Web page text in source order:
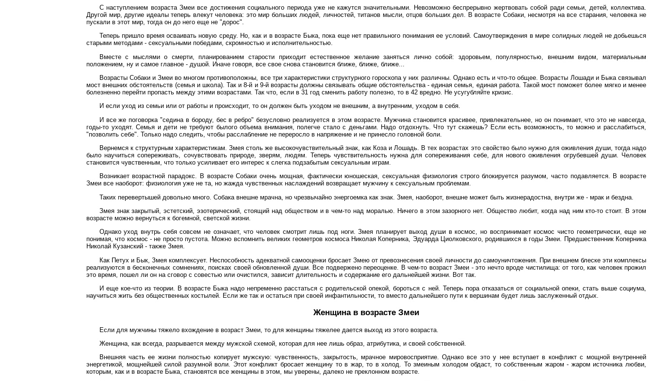
С наступлением возраста Змеи все достижения социального периода уже не кажутся значительными. Невозможно беспрерывно жертвовать собой ради семьи, детей, коллектива.
Другой мир, другие идеалы теперь влекут человека: это мир больших людей, личностей, титанов мысли, отцов больших дел. В возрасте Собаки, несмотря на все старания, человека не
пускали в этот мир, тогда он до него еще не "дорос".
Теперь пришло время осваивать новую среду. Но, как и в возрасте Быка, пока еще нет правильного понимания ее условий. Самоутверждения в мире солидных людей не добьешься
старыми методами - сексуальными победами, скромностью и исполнительностью.
Вместе с мыслями о смерти, планированием старости приходит естественное желание заняться лично собой: здоровьем, популярностью, внешним видом, материальным
положением, ну и самое главное - душой. Иначе говоря, все свое снова становится ближе, ближе, ближе...
Возрасты Собаки и Змеи во многом противоположны, все три характеристики структурного гороскопа у них различны. Однако есть и что-то общее. Возрасты Лошади и Быка связывал
мост внешних обстоятельств (семья и школа). Так и 8-й и 9-й возрасты должны связывать общие обстоятельства - единая семья, единая работа. Такой мост поможет более мягко и менее
болезненно перейти пропасть между этими возрастами. Так что, если в 31 год сменить работу полезно, то в 42 вредно. Не усугубляйте кризис.
И если уход из семьи или от работы и происходит, то он должен быть уходом не внешним, а внутренним, уходом в себя.
И все же поговорка "седина в бороду, бес в ребро" безусловно реализуется в этом возрасте. Мужчина становится красивее, привлекательнее, но он понимает, что это не навсегда,
годы-то уходят. Семья и дети не требуют былого объема внимания, полегче стало с деньгами. Надо отдохнуть. Что тут скажешь? Если есть возможность, то можно и расслабиться,
"позволить себе". Только надо следить, чтобы расслабление не переросло в напряжение и не принесло головной боли.
Вернемся к структурным характеристикам. Змея столь же высокочувствительный знак, как Коза и Лошадь. В тех возрастах это свойство было нужно для оживления души, тогда надо
было научиться сопереживать, сочувствовать природе, зверям, людям. Теперь чувствительность нужна для сопереживания себе, для нового оживления огрубевшей души. Человек
становится чувственным, что только усиливает его интерес к слегка подзабытым сексуальным играм.
Возникает возрастной парадокс. В возрасте Собаки очень мощная, фактически юношеская, сексуальная физиология строго блокируется разумом, часто подавляется. В возрасте
Змеи все наоборот: физиология уже не та, но жажда чувственных наслаждений возвращает мужчину к сексуальным проблемам.
Таких перевертышей довольно много. Собака внешне мрачна, но чрезвычайно энергоемка как знак. Змея, наоборот, внешне может быть жизнерадостна, внутри же - мрак и бездна.
Змея знак закрытый, эстетский, эзотерический, стоящий над обществом и в чем-то над моралью. Ничего в этом зазорного нет. Общество любит, когда над ним кто-то стоит. В этом
возрасте можно вернуться к богемной, светской жизни.
Однако уход внутрь себя совсем не означает, что человек смотрит лишь под ноги. Змея планирует выход души в космос, но воспринимает космос чисто геометрически, еще не
понимая, что космос - не просто пустота. Можно вспомнить великих геометров космоса Николая Коперника, Эдуарда Циолковского, родившихся в годы Змеи. Предшественник Коперника
Николай Кузанский - также Змея.
Как Петух и Бык, Змея комплексует. Неспособность адекватной самооценки бросает Змею от превознесения своей личности до самоуничтожения. При внешнем блеске эти комплексы
реализуются в бесконечных сомнениях, поисках своей обновленной души. Все подвержено переоценке. В чем-то возраст Змеи - это нечто вроде чистилища: от того, как человек прожил
это время, пошел ли он на сговор с совестью или очистился, зависит длительность и содержание его дальнейшей жизни. Вот так.
И еще кое-что из теории. В возрасте Быка надо непременно расстаться с родительской опекой, бороться с ней. Теперь пора отказаться от социальной опеки, стать выше социума,
научиться жить без общественных костылей. Если же так и остаться при своей инфантильности, то вместо дальнейшего пути к вершинам будет лишь заслуженный отдых.
Женщина в возрасте Змеи
Если для мужчины тяжело вхождение в возраст Змеи, то для женщины тяжелее дается выход из этого возраста.
Женщина, как всегда, разрывается между мужской схемой, которая для нее лишь образ, атрибутика, и своей собственной.
Внешняя часть ее жизни полностью копирует мужскую: чувственность, закрытость, мрачное мировосприятие. Однако все это у нее вступает в конфликт с мощной внутренней
энергетикой, мощнейшей силой разумной воли. Этот конфликт бросает женщину то в жар, то в холод. То змеиным холодом обдаст, то собственным жаром - жаром источника любви,
которым, как и в возрасте Быка, становятся все женщины в этом, мы уверены, далеко не преклонном возрасте.